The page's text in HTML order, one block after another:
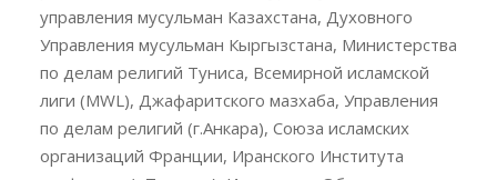
управления мусульман Казахстана, Духовного
Управления мусульман Кыргызстана, Министерства
по делам религий Туниса, Всемирной исламской
лиги (MWL), Джафаритского мазхаба, Управления
по делам религий (г.Анкара), Союза исламских
организаций Франции, Иранского Института